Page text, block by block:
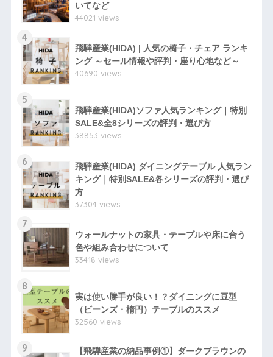
いてなど
44021 views
4
飛騨産業(HIDA) | 人気の椅子・チェア ランキ
ング ～セール情報や評判・座り心地など～
40690 views
5
飛騨産業(HIDA)ソファ人気ランキング｜特別
SALE&全8シリーズの評判・選び方
38853 views
6
飛騨産業(HIDA) ダイニングテーブル 人気ラン
キング｜特別SALE&各シリーズの評判・選び
方
37304 views
7
ウォールナットの家具・テーブルや床に合う
色や組み合わせについて
33418 views
8
実は使い勝手が良い！？ダイニングに豆型
（ビーンズ・楕円）テーブルのススメ
32560 views
9
【飛騨産業の納品事例①】ダークブラウンの